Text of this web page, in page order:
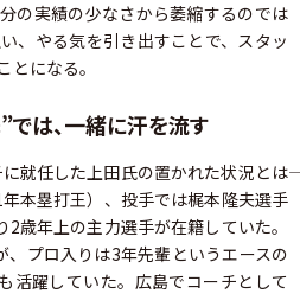
の実績の少なさから萎縮するのでは
、やる気を引き出すことで、スタッ
とになる。
は、一緒に汗を流す
任した上田氏の置かれた状況とは――
本塁打王）、投手では梶本隆夫選手
2歳年上の主力選手が在籍していた。
、プロ入りは3年先輩というエースの
活躍していた。広島でコーチとして